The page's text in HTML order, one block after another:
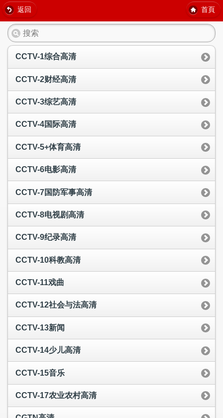
返回 首頁
CCTV-1综合高清
CCTV-2财经高清
CCTV-3综艺高清
CCTV-4国际高清
CCTV-5+体育高清
CCTV-6电影高清
CCTV-7国防军事高清
CCTV-8电视剧高清
CCTV-9纪录高清
CCTV-10科教高清
CCTV-11戏曲
CCTV-12社会与法高清
CCTV-13新闻
CCTV-14少儿高清
CCTV-15音乐
CCTV-17农业农村高清